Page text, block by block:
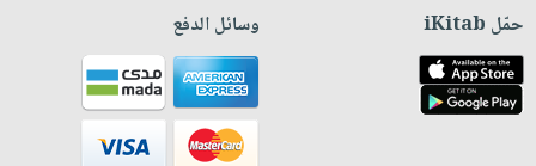
حمّل iKitab وسائل الدفع